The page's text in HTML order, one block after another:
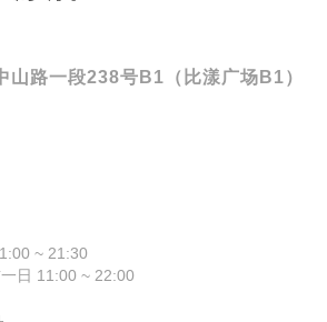
山路一段238号B1（比漾广场B1）
~ 21:30
日 11:00 ~ 22:00